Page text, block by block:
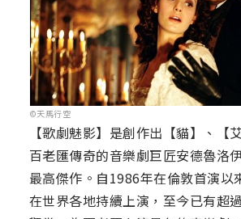
©天馬行空
【歌劇魅影】是創作出【貓】、【
百老匯傳奇的音樂劇巨匠安德魯洛
最高傑作。自1986年在倫敦首演以
在世界各地持續上演，至今已有超